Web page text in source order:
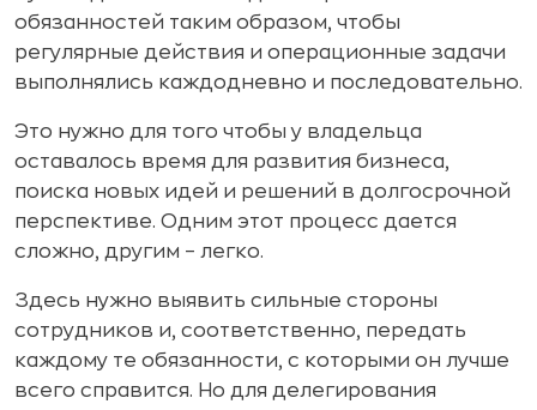
обязанностей таким образом, чтобы
регулярные действия и операционные задачи
выполнялись каждодневно и последовательно.
Это нужно для того чтобы у владельца
оставалось время для развития бизнеса,
поиска новых идей и решений в долгосрочной
перспективе. Одним этот процесс дается
сложно, другим – легко.
Здесь нужно выявить сильные стороны
сотрудников и, соответственно, передать
каждому те обязанности, с которыми он лучше
всего справится. Но для делегирования